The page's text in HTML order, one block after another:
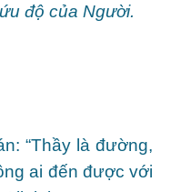
độ của Người.
“Thầy là đường,
ai đến được với